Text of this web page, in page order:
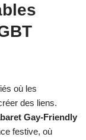
où les
des liens.
Gay-Friendly
festive, où